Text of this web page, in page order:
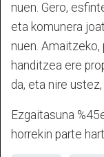
nuen. Gero,
eta komunera
nuen.
handitzea ere
da, eta nire
Ezgaitasuna
horrekin parte